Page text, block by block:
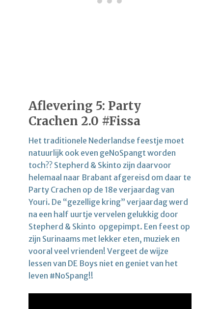
Aflevering 5: Party
Crachen 2.0 #Fissa
Het traditionele Nederlandse feestje moet
natuurlijk ook even geNoSpangt worden
toch?? Stepherd & Skinto zijn daarvoor
helemaal naar Brabant afgereisd om daar te
Party Crachen op de 18e verjaardag van
Youri. De “gezellige kring” verjaardag werd
na een half uurtje vervelen gelukkig door
Stepherd & Skinto opgepimpt. Een feest op
zijn Surinaams met lekker eten, muziek en
vooral veel vrienden! Vergeet de wijze
lessen van DE Boys niet en geniet van het
leven #NoSpang!!